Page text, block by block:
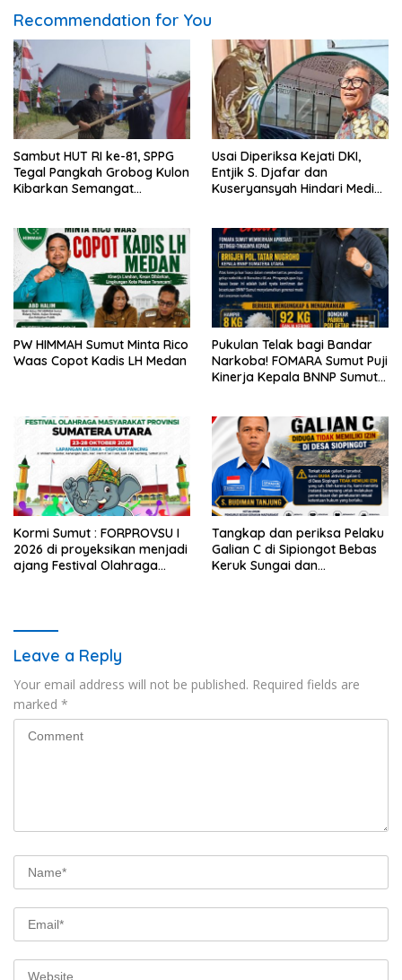
Recommendation for You
Sambut HUT RI ke-81, SPPG
Tegal Pangkah Grobog Kulon
Kibarkan Semangat
Usai Diperiksa Kejati DKI,
Entjik S. Djafar dan
Kuseryansyah Hindari Media,
PW HIMMAH Sumut Minta Rico
Waas Copot Kadis LH Medan
Pukulan Telak bagi Bandar
Narkoba! FOMARA Sumut Puji
Kinerja Kepala BNNP Sumut
Kormi Sumut : FORPROVSU I
2026 di proyeksikan menjadi
ajang Festival Olahraga
Tangkap dan periksa Pelaku
Galian C di Sipiongot Bebas
Keruk Sungai dan
Leave a Reply
Your email address will not be published. Required fields are
marked *